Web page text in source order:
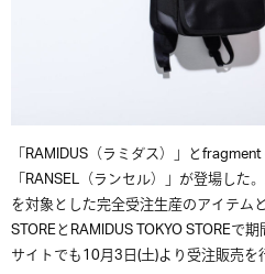
「RAMIDUS （ラミダス）」と
「RANSEL（ランセル） 」が登場した
を対象とした完全受注生産のアイテム
STOREとRAMIDUS TOKYO STOREで
サイトでも10月3日(土)より受注販売を